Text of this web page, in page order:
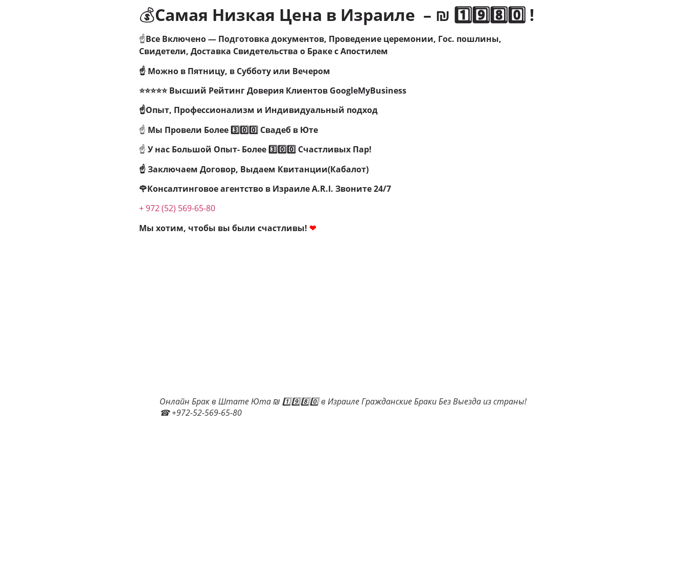
💰Самая Низкая Цена в Израиле – ₪ 1️⃣9️⃣8️⃣0️⃣ !
☝Все Включено — Подготовка документов, Проведение церемонии, Гос. пошлины,
Свидетели, Доставка Свидетельства о Браке с Апостилем
☝ Можно в Пятницу, в Субботу или Вечером
⭐⭐⭐⭐⭐ Высший Рейтинг Доверия Клиентов GoogleMyBusiness
☝Опыт, Профессионализм и Индивидуальный подход
☝ Мы Провели Более 3️⃣0️⃣0️⃣ Свадеб в Юте
☝ У нас Большой Опыт- Более3️⃣0️⃣0️⃣ Счастливых Пар!
☝ Заключаем Договор, Выдаем Квитанции(Кабалот)
🌹Консалтинговое агентство в Израиле A.R.I. Звоните 24/7
+ 972 (52) 569-65-80
Мы хотим, чтобы вы были счастливы! ❤
Онлайн Брак в Штате Юта ₪ 1️⃣9️⃣8️⃣0️⃣ в Израиле Гражданские Браки Без Выезда из страны!
☎ +972-52-569-65-80